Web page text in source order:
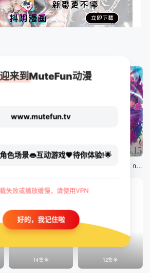
剧场版 Fate/stay night [Heaven&#039;s Feel] III.spring song
14集全 12集全
来到MuteFun动漫
www.mutefun.tv
色场景👄互动游戏💗待你体验!🌟
失败或播放缓慢，请使用VPN
好的，我记住啦